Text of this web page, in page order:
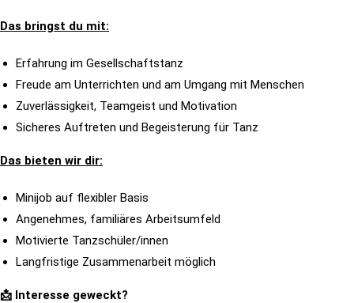
Das bringst du mit:
Erfahrung im Gesellschaftstanz
Freude am Unterrichten und am Umgang mit Menschen
Zuverlässigkeit, Teamgeist und Motivation
Sicheres Auftreten und Begeisterung für Tanz
Das bieten wir dir:
Minijob auf flexibler Basis
Angenehmes, familiäres Arbeitsumfeld
Motivierte Tanzschüler/innen
Langfristige Zusammenarbeit möglich
📩 Interesse geweckt?